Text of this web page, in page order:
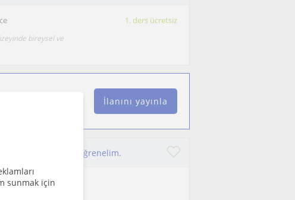
sunmak için
1. ders ücretsiz
bireysel ve
İlanını yayınla
yöntemlerle birlikte öğrenelim.